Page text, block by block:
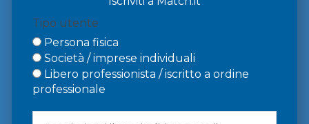
Tipo utente
Persona fisica
Società / imprese individuali
Libero professionista / iscritto a ordine
professionale